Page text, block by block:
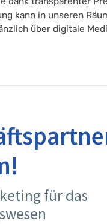
kann in unseren
über digitale
für das